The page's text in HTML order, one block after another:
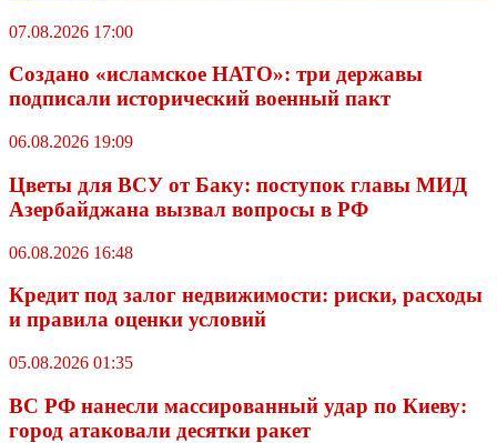
07.08.2026 17:00
Создано «исламское НАТО»: три державы
подписали исторический военный пакт
06.08.2026 19:09
Цветы для ВСУ от Баку: поступок главы МИД
Азербайджана вызвал вопросы в РФ
06.08.2026 16:48
Кредит под залог недвижимости: риски, расходы
и правила оценки условий
05.08.2026 01:35
ВС РФ нанесли массированный удар по Киеву:
город атаковали десятки ракет